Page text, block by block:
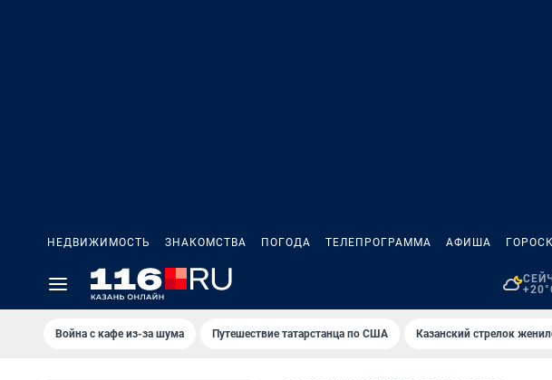
НЕДВИЖИМОСТЬ ЗНАКОМСТВА ПОГОДА ТЕЛЕПРОГРАММА АФИША
Война с кафе из-за шума Путешествие татарстанца по США Казанский стрелок